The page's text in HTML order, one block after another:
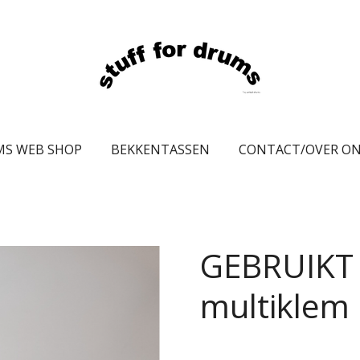
WEB SHOP BEKKENTASSEN CONTACT/OVER
multiklem